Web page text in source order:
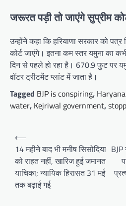
जरूरत पड़ी तो जाएंगे सुप्रीम
उन्होंने कहा कि हरियाणा सरकार को
कोर्ट जाएंगे। इतना कम स्तर यमुना का
दिन से पहले हो रहा है। 670.9 फुट पर
वॉटर ट्रीटमेंट प्लांट में जाता है।
Tagged BJP is conspiring,
water, Kejriwal government,
Post
navigation
⟵
14 महीने बाद भी मनीष सिसोदिया
को राहत नहीं, खारिज हुई जमानत
याचिका; न्यायिक हिरासत 31 मई
तक बढ़ाई गई